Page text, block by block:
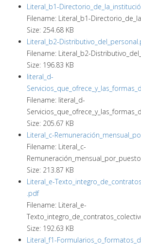
Literal_b1-
Filename: Literal_b1-
Size: 254.68 KB
Literal_b2-
Filename: Literal_b2-
Size: 196.83 KB
literal_d-
Filename: literal_d-
Size: 205.67 KB
Literal_c-
Filename: Literal_c-
Size: 213.87 KB
Literal_e-
.pdf
Filename: Literal_e-
Size: 192.63 KB
Literal_f1-